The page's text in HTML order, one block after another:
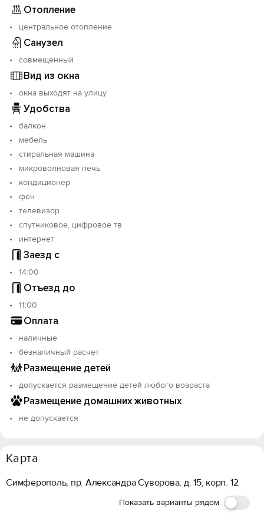
Отопление
центральное отопление
Санузел
совмещенный
Вид из окна
окна выходят на улицу
Удобства
балкон
мебель
стиральная машина
микроволновая печь
кондиционер
фен
телевизор
спутниковое, цифровое тв
интернет
Заезд с
14:00
Отъезд до
11:00
Оплата
наличные
безналичный расчет
Размещение детей
допускается размещение детей любого возраста
Размещение домашних животных
не допускается
Карта
Симферополь, пр. Александра Суворова, д. 15, корп. 12
Показать варианты рядом